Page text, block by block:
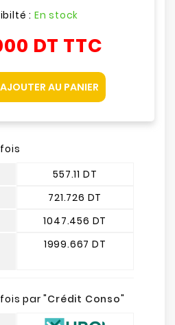
: En stock
DT TTC
AJOUTER AU PANIER
557.11 DT
721.726 DT
1047.456 DT
1999.667 DT
par "Crédit Conso"